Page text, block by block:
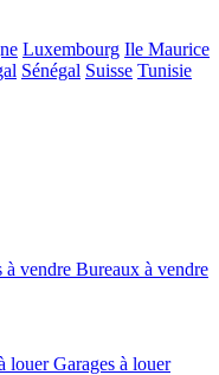
Luxembourg Ile Maurice
Sénégal Suisse Tunisie
à vendre Bureaux à vendre
louer Garages à louer